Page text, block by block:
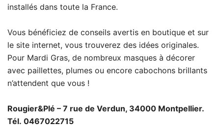
installés dans toute la France.
Vous bénéficiez de conseils avertis en boutique et sur
le site internet, vous trouverez des idées originales.
Pour Mardi Gras, de nombreux masques à décorer
avec paillettes, plumes ou encore cabochons brillants
n’attendent que vous !
Rougier&Plé – 7 rue de Verdun, 34000 Montpellier.
Tél. 0467022715